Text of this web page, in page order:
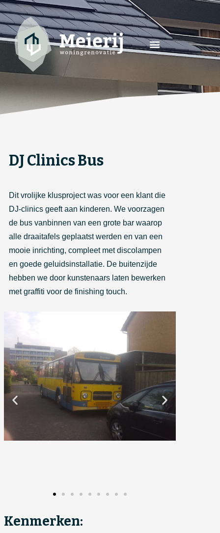
DJ Clinics Bus
Dit vrolijke klusproject was voor een klant die
DJ-clinics geeft aan kinderen. We voorzagen
de bus vanbinnen van een grote bar waarop
alle draaitafels geplaatst werden en van een
mooie inrichting, compleet met discolampen
en goede geluidsinstallatie. De buitenzijde
hebben we door kunstenaars laten bewerken
met graffiti voor de finishing touch.
Kenmerken: